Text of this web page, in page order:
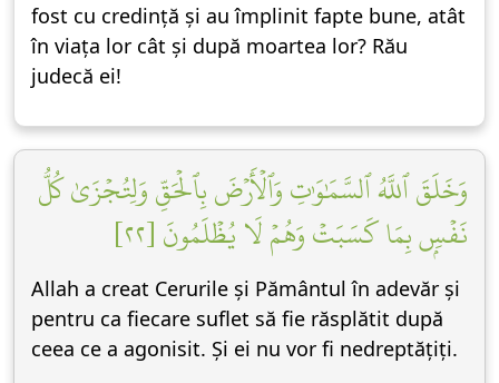
fost cu credință și au împlinit fapte bune, atât
în viața lor cât și după moartea lor? Rău
judecă ei!
وَخَلَقَ ٱللَّهُ ٱلسَّمَٰوَٰتِ وَٱلۡأَرۡضَ بِٱلۡحَقِّ وَلِتُجۡزَىٰ كُلُّ
نَفۡسِۭ بِمَا كَسَبَتۡ وَهُمۡ لَا يُظۡلَمُونَ [٢٢]
Allah a creat Cerurile și Pământul în adevăr și
pentru ca fiecare suflet să fie răsplătit după
ceea ce a agonisit. Și ei nu vor fi nedreptățiți.